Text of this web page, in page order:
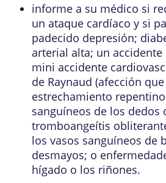
informe a su médico si
un ataque cardíaco y si
padecido depresión;
arterial alta; un
mini accidente
de Raynaud (afección
estrechamiento
sanguíneos de los dedos
tromboangeítis
los vasos sanguíneos de
desmayos; o
hígado o los riñones.